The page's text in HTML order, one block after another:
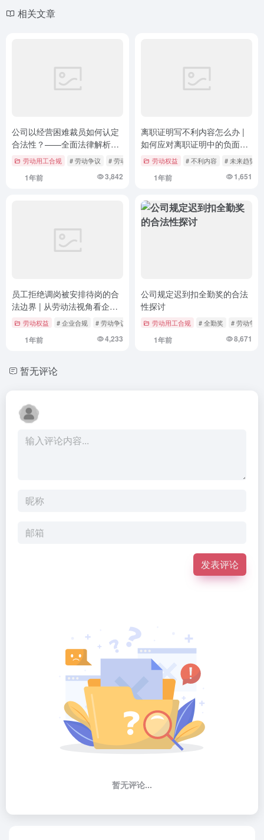
相关文章
公司以经营困难裁员如何认定
合法性？——全面法律解析与
实务指南
劳动用工合规 # 劳动争议 # 劳动合同法 # 劳动法
1年前 3,842
离职证明写不利内容怎么办 |
如何应对离职证明中的负面信
息 劳动权益 # 不利内容 # 未来趋势
1年前 1,651
员工拒绝调岗被安排待岗的合
法边界 | 从劳动法视角看企业
用工自主权与劳动者权益平衡
劳动权益 # 企业合规 # 劳动争议 # 劳动合同
1年前 4,233
公司规定迟到扣全勤奖的合法
性探讨
劳动用工合规 # 全勤奖 # 劳动争议
1年前 8,671
暂无评论
发表评论
暂无评论...